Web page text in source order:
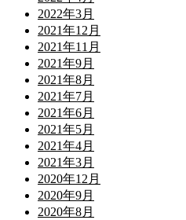
2022年3月
2021年12月
2021年11月
2021年9月
2021年8月
2021年7月
2021年6月
2021年5月
2021年4月
2021年3月
2020年12月
2020年9月
2020年8月